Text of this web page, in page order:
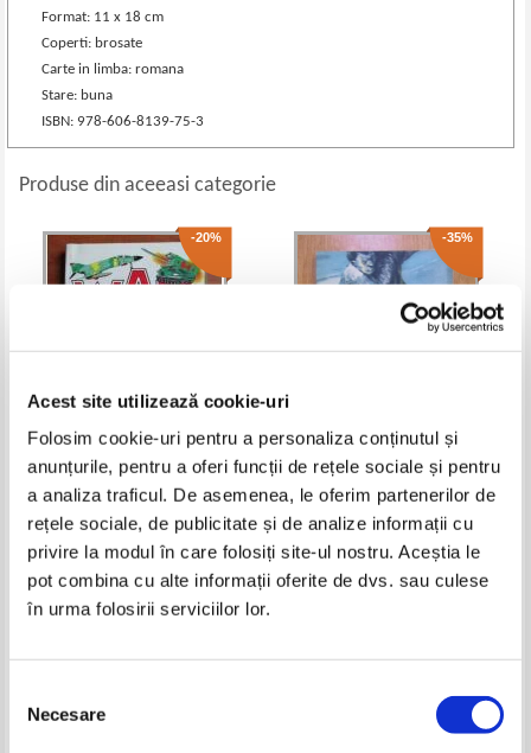
Acest site utilizează cookie-uri
Folosim cookie-uri pentru a personaliza conținutul și
anunțurile, pentru a oferi funcții de rețele sociale și pentru
a analiza traficul. De asemenea, le oferim partenerilor de
rețele sociale, de publicitate și de analize informații cu
privire la modul în care folosiți site-ul nostru. Aceștia le
pot combina cu alte informații oferite de dvs. sau culese
în urma folosirii serviciilor lor.
consimțământului
Necesare
Format: 11 x 18 cm
Coperti: brosate
Carte in limba: romana
Stare: buna
ISBN: 978-606-8139-75-3
Produse din aceeasi categorie
-20%
Roy Benson - Flacari deasupra
10,00Lei 8,00
Adaugă în coș
-35%
I. Kalnitki - Sfarsitul Orasului
Subteran (nr. 31, volumul 4)
Lei
Adaugă în coș